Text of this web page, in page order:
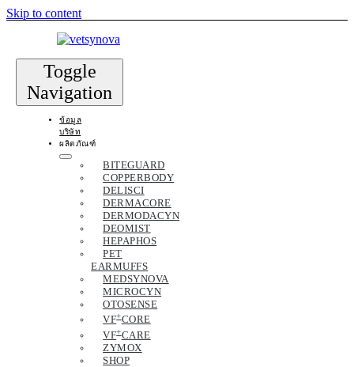
Skip to content
Toggle
Navigation
ข้อมูล
บริษัท
ผลิตภัณฑ์
BITEGUARD
COPPERBODY
DELISCI
DERMACORE
DERMODACYN
DEOMIST
HEPAPHOS
PET
EARMUFFS
MEDSYNOVA
MICROCYN
OTOSENSE
VF+CORE
VF+CARE
ZYMOX
SHOP